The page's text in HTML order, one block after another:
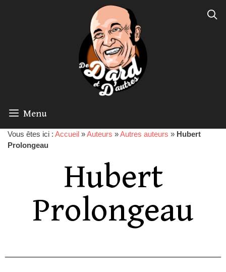
Menu
Vous êtes ici : Accueil »Auteurs »Autres auteurs » Hubert
Prolongeau
Hubert
Prolongeau